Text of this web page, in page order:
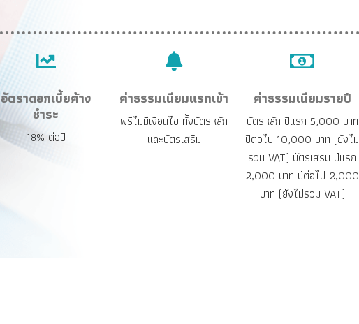
อัตราดอกเบี้ยค้าง
ชำระ
18% ต่อปี
ค่าธรรมเนียมแรกเข้า
ฟรีไม่มีเงื่อนไข ทั้งบัตรหลัก
และบัตรเสริม
ค่าธรรมเนียมรายปี
บัตรหลัก ปีแรก 5,000 บาท
ปีต่อไป 10,000 บาท (ยังไม่
รวม VAT) บัตรเสริม ปีแรก
2,000 บาท ปีต่อไป 2,000
บาท (ยังไม่รวม VAT)